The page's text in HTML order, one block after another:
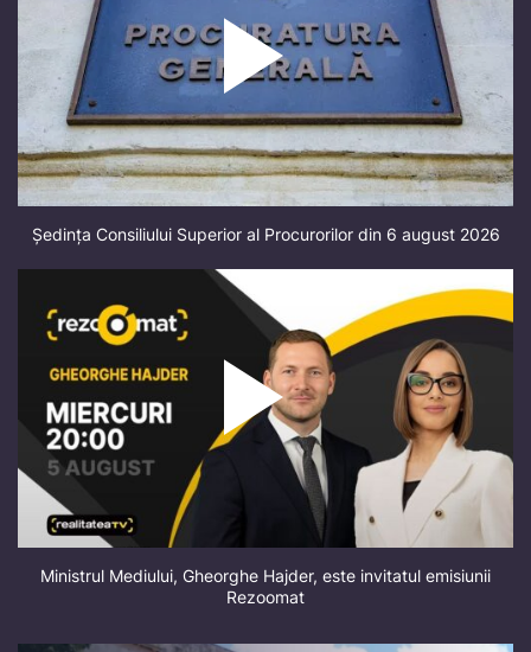
Ședința Consiliului Superior al Procurorilor din 6 august 2026
Ministrul Mediului, Gheorghe Hajder, este invitatul emisiunii
Rezoomat